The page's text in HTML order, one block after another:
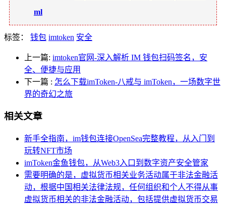
ml
标签： 钱包 imtoken 安全
上一篇: imtoken官网-深入解析 IM 钱包扫码签名，安
全、便捷与应用
下一篇 : 怎么下载imToken-八戒与 imToken，一场数字世
界的奇幻之旅
相关文章
新手全指南，im钱包连接OpenSea完整教程，从入门到
玩转NFT市场
imToken金鱼钱包，从Web3入口到数字资产安全管家
需要明确的是，虚拟货币相关业务活动属于非法金融活
动，根据中国相关法律法规，任何组织和个人不得从事
虚拟货币相关的非法金融活动，包括提供虚拟货币交易